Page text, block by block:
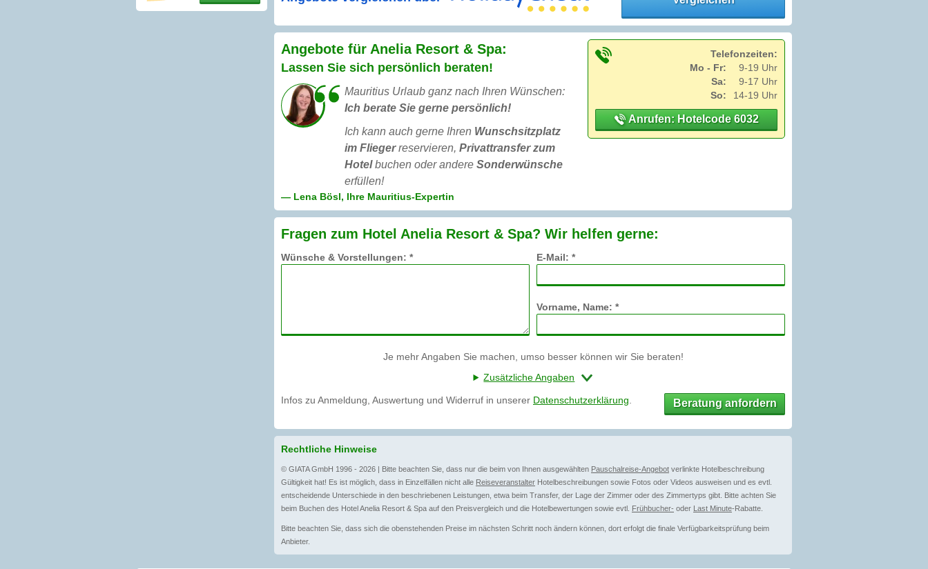
Angebote für Anelia Resort & Spa:
Lassen Sie sich persönlich beraten!
Mauritius Urlaub ganz nach Ihren Wünschen:
Ich berate Sie gerne persönlich!
Ich kann auch gerne Ihren Wunschsitzplatz
im Fliegerreservieren, Privattransfer zum
Hotelbuchen oder andere Sonderwünsche
erfüllen!
— Lena Bösl, Ihre Mauritius-Expertin
Telefonzeiten:
Mo - Fr:
9-19 Uhr
Sa:
9-17 Uhr
So:
14-19 Uhr
Anrufen: Hotelcode 6032
Fragen zum Hotel Anelia Resort & Spa? Wir helfen gerne:
Wünsche & Vorstellungen: * E-Mail: *
Vorname, Name: *
Je mehr Angaben Sie machen, umso besser können wir Sie beraten!
Zusätzliche Angaben
Infos zu Anmeldung, Auswertung und Widerruf in unserer Datenschutzerklärung Beratung anfordern
Rechtliche Hinweise
© GIATA GmbH 1996 - 2026 | Bitte beachten Sie, dass nur die beim von Ihnen ausgewählten Pauschalreise-Angebot verlinkte Hotelbeschreibung
Gültigkeit hat! Es ist möglich, dass in Einzelfällen nicht alle Reiseveranstalter Hotelbeschreibungen sowie Fotos oder Videos ausweisen und es evtl.
entscheidende Unterschiede in den beschriebenen Leistungen, etwa beim Transfer, der Lage der Zimmer oder des Zimmertyps gibt. Bitte achten Sie
beim Buchen des Hotel Anelia Resort & Spa auf den Preisvergleich und die Hotelbewertungen sowie evtl. Frühbucher- oder Last Minute-Rabatte.
Bitte beachten Sie, dass sich die obenstehenden Preise im nächsten Schritt noch ändern können, dort erfolgt die finale Verfügbarkeitsprüfung beim
Anbieter.